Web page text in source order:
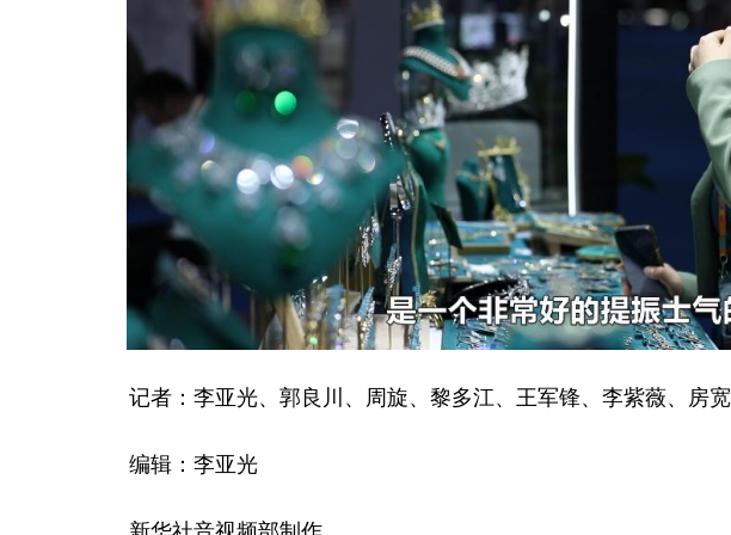
记者：李亚光、郭良川、周旋、黎多江、王军锋、李紫薇、房宽
编辑：李亚光